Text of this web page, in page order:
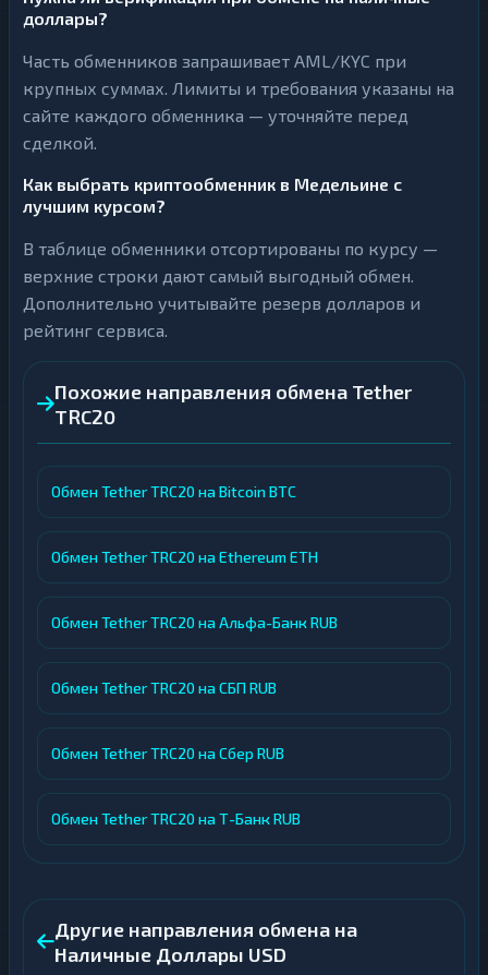
доллары?
Часть обменников запрашивает AML/KYC при
крупных суммах. Лимиты и требования указаны на
сайте каждого обменника — уточняйте перед
сделкой.
Как выбрать криптообменник в Медельине с
лучшим курсом?
В таблице обменники отсортированы по курсу —
верхние строки дают самый выгодный обмен.
Дополнительно учитывайте резерв долларов и
рейтинг сервиса.
Похожие направления обмена Tether
TRC20
Обмен Tether TRC20 на Bitcoin BTC
Обмен Tether TRC20 на Ethereum ETH
Обмен Tether TRC20 на Альфа-Банк RUB
Обмен Tether TRC20 на СБП RUB
Обмен Tether TRC20 на Сбер RUB
Обмен Tether TRC20 на Т-Банк RUB
Другие направления обмена на
Наличные Доллары USD